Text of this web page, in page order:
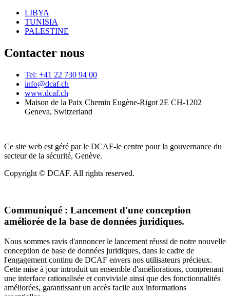
LIBYA
TUNISIA
PALESTINE
Contacter nous
Tel: +41 22 730 94 00
info@dcaf.ch
www.dcaf.ch
Maison de la Paix Chemin Eugène-Rigot 2E CH-1202
Geneva, Switzerland
Ce site web est géré par le DCAF-le centre pour la gouvernance du
secteur de la sécurité, Genève.
Copyright © DCAF. All rights reserved.
Communiqué : Lancement d'une conception
améliorée de la base de données juridiques.
Nous sommes ravis d'annoncer le lancement réussi de notre nouvelle
conception de base de données juridiques, dans le cadre de
l'engagement continu de DCAF envers nos utilisateurs précieux.
Cette mise à jour introduit un ensemble d'améliorations, comprenant
une interface rationalisée et conviviale ainsi que des fonctionnalités
améliorées, garantissant un accès facile aux informations